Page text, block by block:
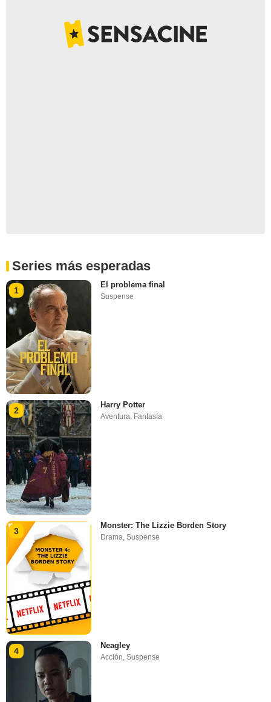
Series más esperadas
1
El problema final
Suspense
2
Harry Potter
Aventura, Fantasía
3
Monster: The Lizzie Borden Story
Drama ,Suspense
4
Neagley
Acción,Suspense